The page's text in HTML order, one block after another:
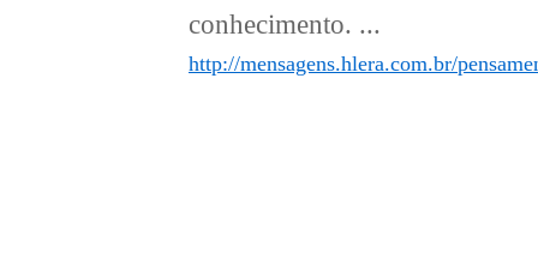
conhecimento. ...
http://mensagens.hlera.com.br/